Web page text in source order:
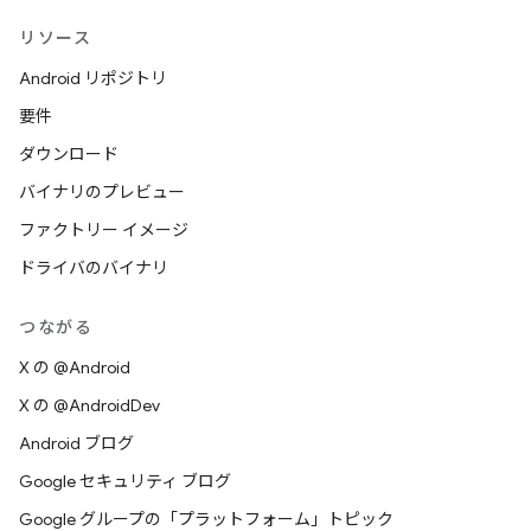
リソース
Android リポジトリ
要件
ダウンロード
バイナリのプレビュー
ファクトリー イメージ
ドライバのバイナリ
つながる
X の @Android
X の @AndroidDev
Android ブログ
Google セキュリティ ブログ
Google グループの「プラットフォーム」トピック